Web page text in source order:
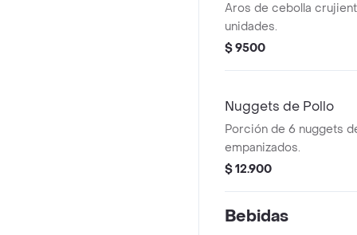
Aros de cebolla
unidades.
$ 9500
Nuggets de Pollo
Porción de 6 nuggets
empanizados.
$ 12.900
Bebidas